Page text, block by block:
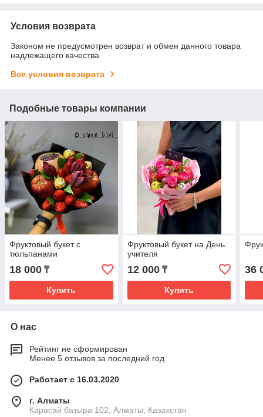
Условия возврата
Законом не предусмотрен возврат и обмен данного товара
надлежащего качества
Все условия возврата
Подобные товары компании
Фруктовый букет с
тюльпанами
18 000 ₸
Купить
Фруктовый букет на День
учителя
12 000₸
Купить
36
О нас
Рейтинг не сформирован
Менее 5 отзывов за последний год
Работает с 16.03.2020
г. Алматы
Карасай батыра 102, Алматы, Казахстан